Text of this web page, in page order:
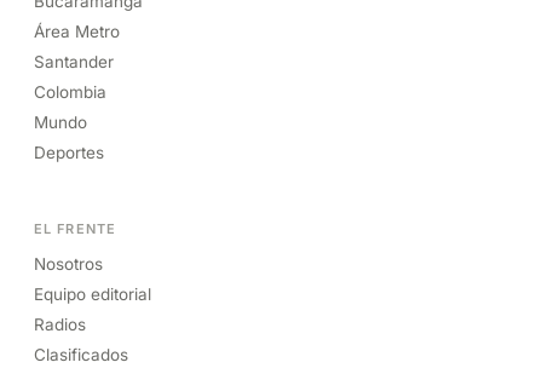
Área Metro
Santander
Colombia
Mundo
Deportes
EL FRENTE
Nosotros
Equipo editorial
Radios
Clasificados